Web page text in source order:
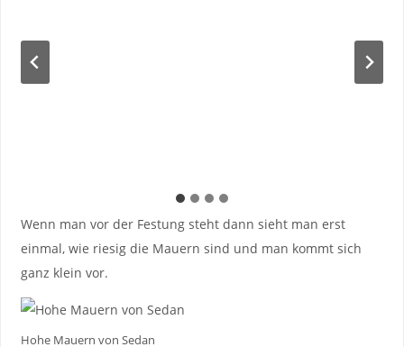
Wenn man vor der Festung steht dann sieht man erst
einmal, wie riesig die Mauern sind und man kommt sich
ganz klein vor.
Hohe Mauern von Sedan